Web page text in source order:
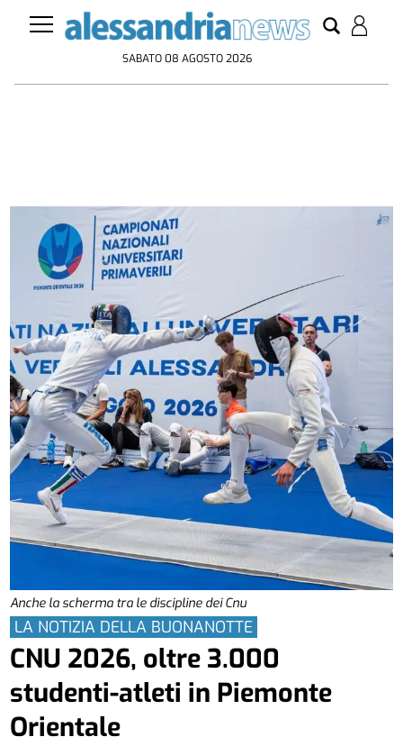
SABATO 08 AGOSTO 2026
Anche la scherma tra le discipline dei Cnu
LA NOTIZIA DELLA BUONANOTTE
CNU 2026, oltre 3.000
studenti-atleti in Piemonte
Orientale